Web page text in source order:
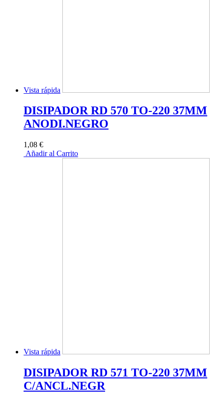
Vista rápida
DISIPADOR RD 570 TO-220 37MM
ANODI.NEGRO
1,08 €
Añadir al Carrito
Vista rápida
DISIPADOR RD 571 TO-220 37MM
C/ANCL.NEGR